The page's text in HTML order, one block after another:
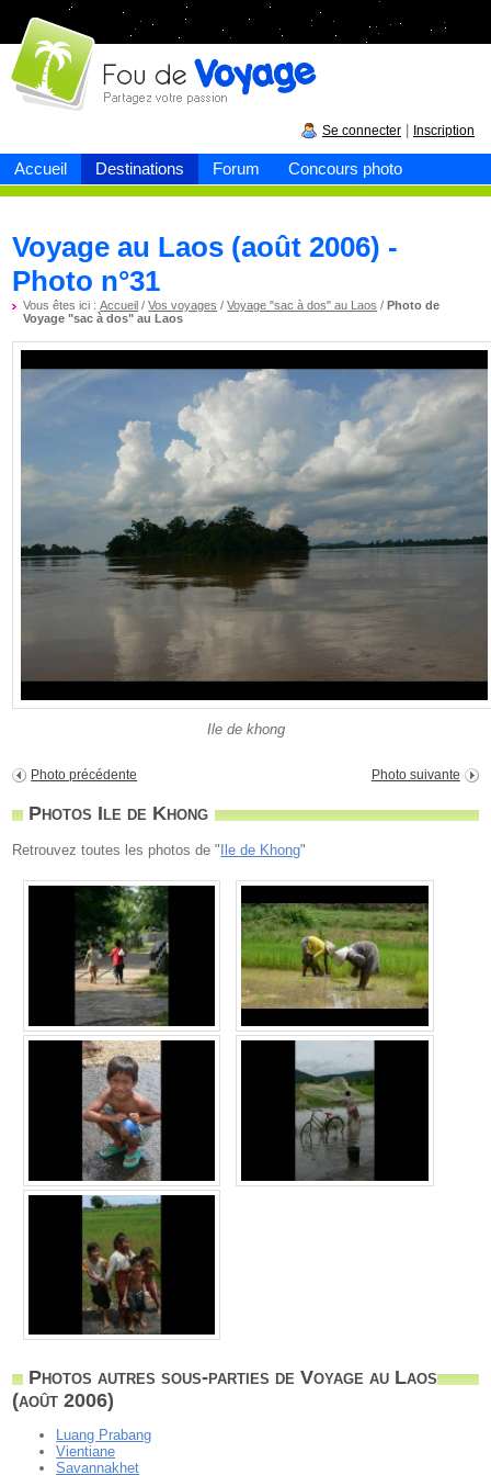
Accueil Destinations Forum Concours photo
Fou devoyage
Se connecter Inscription
Voyage au Laos (août 2006) -
Photo n°31
Vous êtes ici :Accueil /Vos voyages /Voyage "sac à dos" au Laos /Photo de
Voyage "sac à dos" au Laos
Ile de khong
Photo précédente Photo suivante
Photos Ile de Khong
Retrouvez toutes les photos de " Ile de Khong"
Photos autres sous-parties de Voyage au Laos
(août 2006)
Luang Prabang
Vientiane
Savannakhet